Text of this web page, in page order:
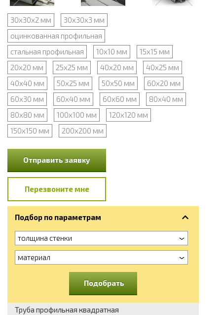
30х30х2 мм
30х30х3 мм
оцинкованная профильная
стальная профильная
10х10 мм
15х15 мм
20х20 мм
25х25 мм 40х20 мм
40х25 мм
40х40 мм
50х25 мм 50х50 мм
60х20 мм
60х30 мм
60х40 мм 60х60 мм
80х40 мм
80х80 мм
100х100 мм
120х120 мм
150х150 мм
200х200 мм
Отправить заявку
Перезвоните мне
Подбор по параметрам
толщина стенки
материал
Подобрать
Труба профильная квадратная